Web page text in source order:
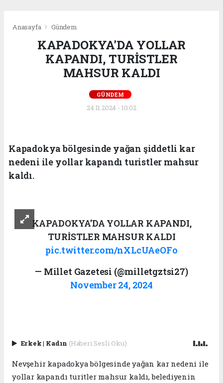
Anasayfa Gündem
KAPADOKYA'DA YOLLAR
KAPANDI, TURİSTLER
MAHSUR KALDI
GÜNDEM
24.11.2024 - 10:02
Kapadokya bölgesinde yağan şiddetli kar
nedeni ile yollar kapandı turistler mahsur
kaldı.
KAPADOKYA'DA YOLLAR KAPANDI,
TURİSTLER MAHSUR KALDI
pic.twitter.com/nXLcUAeOFo
— Millet Gazetesi (@milletgztsi27)
November 24, 2024
Erkek| Kadın (Haberi Sesli Oku)
Nevşehir kapadokya bölgesinde yağan kar nedeni ile
yollar kapandı turitler mahsur kaldı, belediyenin